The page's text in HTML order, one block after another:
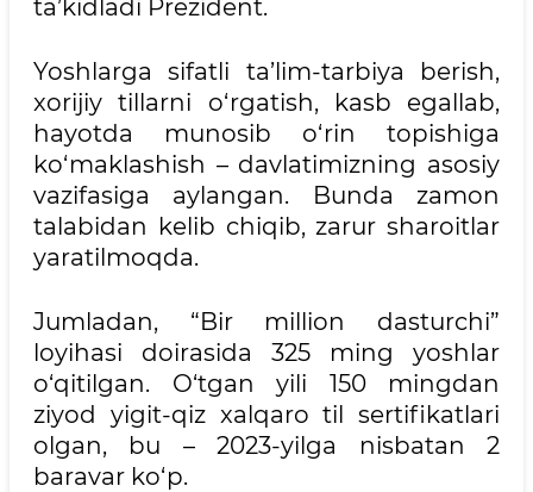
ta’kidladi Prezident.
Yoshlarga sifatli ta’lim-tarbiya berish,
xorijiy tillarni o‘rgatish, kasb egallab,
hayotda munosib o‘rin topishiga
ko‘maklashish – davlatimizning asosiy
vazifasiga aylangan. Bunda zamon
talabidan kelib chiqib, zarur sharoitlar
yaratilmoqda.
Jumladan, “Bir million dasturchi”
loyihasi doirasida 325 ming yoshlar
o‘qitilgan. O‘tgan yili 150 mingdan
ziyod yigit-qiz xalqaro til sertifikatlari
olgan, bu – 2023-yilga nisbatan 2
baravar ko‘p.